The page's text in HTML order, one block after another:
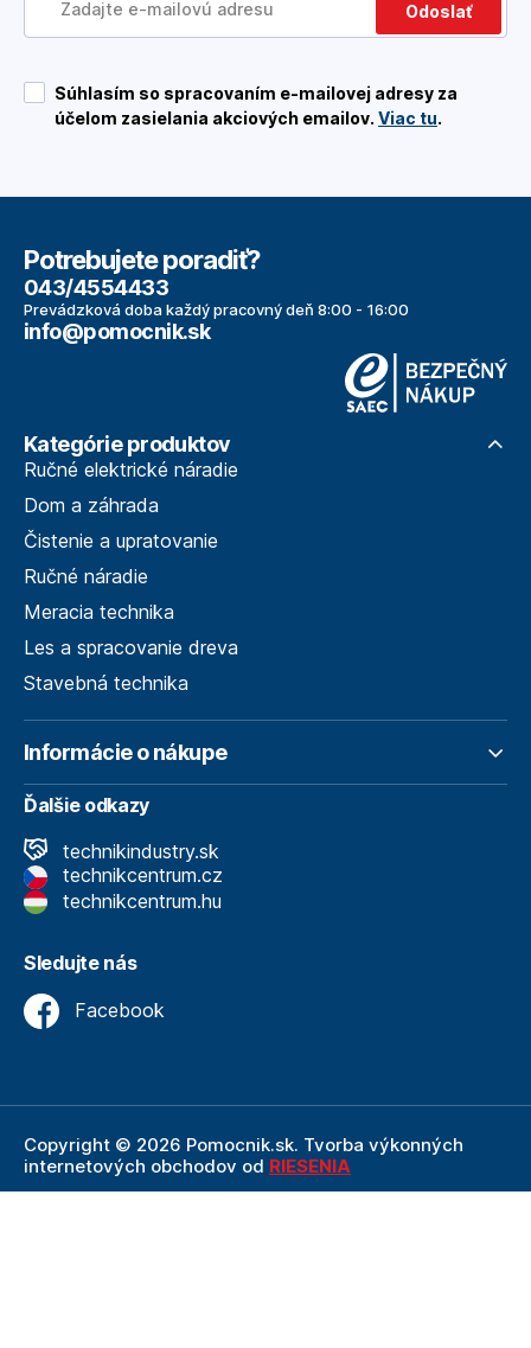
Odoslať
Súhlasím so spracovaním e-mailovej adresy za
účelom zasielania akciových emailov. Viac tu.
Potrebujete poradiť?
043/4554433
Prevádzková doba každý pracovný deň 8:00 - 16:00
info@pomocnik.sk
Kategórie produktov
Ručné elektrické náradie
Dom a záhrada
Čistenie a upratovanie
Ručné náradie
Meracia technika
Les a spracovanie dreva
Stavebná technika
Informácie o nákupe
Ďalšie odkazy
technikindustry.sk
technikcentrum.cz
technikcentrum.hu
Sledujte nás
Facebook
Copyright © 2026 Pomocnik.sk. Tvorba výkonných
internetových obchodov od RIESENIA